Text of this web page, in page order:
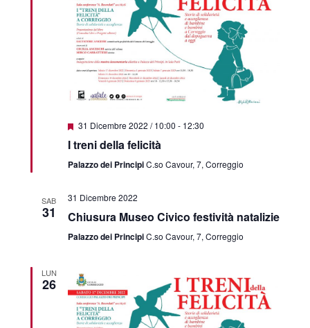
Featured
31 Dicembre 2022 / 10:00 - 12:30
I treni della felicità
Palazzo dei PrincipiC.so Cavour, 7, Correggio
SAB
31
31 Dicembre 2022
Chiusura Museo Civico festività natalizie
Palazzo dei PrincipiC.so Cavour, 7, Correggio
LUN
26